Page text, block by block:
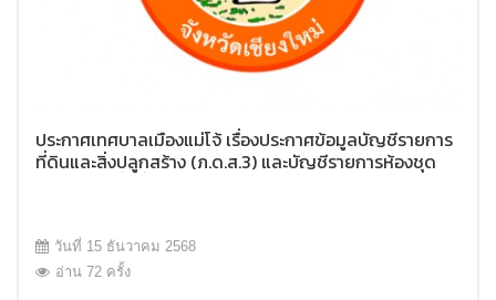
ประกาศเทศบาลเมืองแม่โจ้ เรื่องประกาศข้อมูลบัญชีรายการ
ที่ดินและสิ่งปลูกสร้าง (ภ.ด.ส.3) และบัญชีรายการห้องชุด
วันที่ 15 ธันวาคม 2568
อ่าน 72 ครั้ง